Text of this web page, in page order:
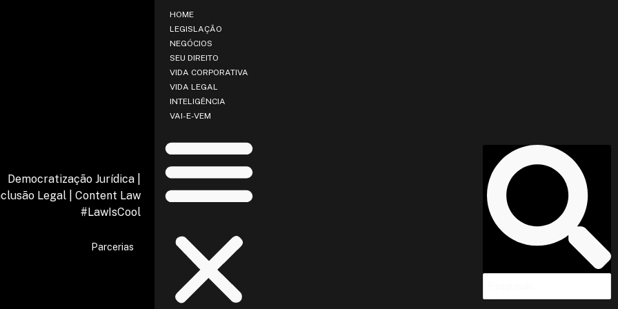
Democratização Jurídica |
Legal | Content Law
#LawIsCool
Parcerias
HOME
LEGISLAÇÃO
NEGÓCIOS
SEU DIREITO
VIDA CORPORATIVA
VIDA LEGAL
INTELIGÊNCIA
VAI-E-VEM